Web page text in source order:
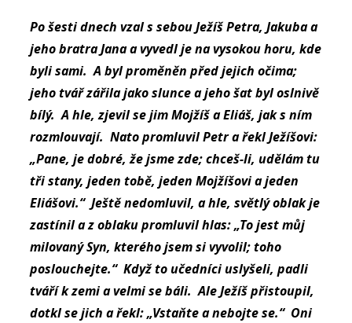
Po šesti dnech vzal s sebou Ježíš Petra, Jakuba a
jeho bratra Jana a vyvedl je na vysokou horu, kde
byli sami. A byl proměněn před jejich očima;
jeho tvář zářila jako slunce a jeho šat byl oslnivě
bílý. A hle, zjevil se jim Mojžíš a Eliáš, jak s ním
rozmlouvají. Nato promluvil Petr a řekl Ježíšovi:
„Pane, je dobré, že jsme zde; chceš-li, udělám tu
tři stany, jeden tobě, jeden Mojžíšovi a jeden
Eliášovi.“ Ještě nedomluvil, a hle, světlý oblak je
zastínil a z oblaku promluvil hlas: „To jest můj
milovaný Syn, kterého jsem si vyvolil; toho
poslouchejte.“ Když to učedníci uslyšeli, padli
tváří k zemi a velmi se báli. Ale Ježíš přistoupil,
dotkl se jich a řekl: „Vstaňte a nebojte se.“ Oni